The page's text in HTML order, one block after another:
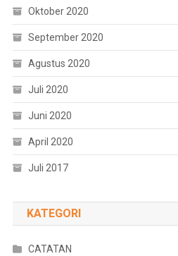
Oktober 2020
September 2020
Agustus 2020
Juli 2020
Juni 2020
April 2020
Juli 2017
KATEGORI
CATATAN